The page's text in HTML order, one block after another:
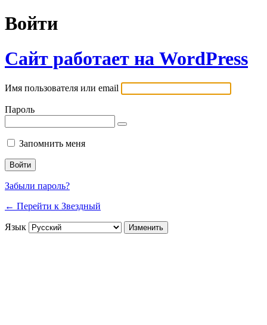
Войти
Сайт работает на WordPress
Имя пользователя или email
Пароль
Запомнить меня
Забыли пароль?
← Перейти к Звездный
Язык